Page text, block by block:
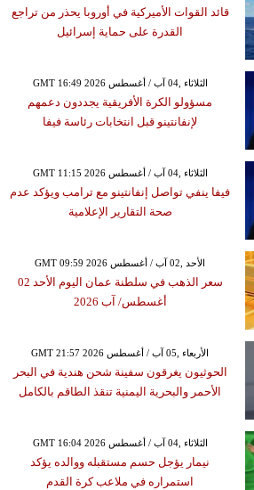
قائد القوات الأميركية في أوروبا يحذر من تراجع
القدرة على حماية إسرائيل
GMT 16:49 2026 الثلاثاء ,04 آب / أغسطس
مسؤولو الكرة الأفريقية يجددون دعمهم
لإنفانتينو قبل انتخابات رئاسة فيفا
GMT 11:15 2026 الثلاثاء ,04 آب / أغسطس
فيفا ينفي تواصل إنفانتينو مع ترامب ويؤكد عدم
صحة التقارير الإعلامية
GMT 09:59 2026 الأحد ,02 آب / أغسطس
سعر الذهب في سلطنة عمان اليوم الأحد 02
أغسطس/ آب 2026
GMT 21:57 2026 الأربعاء ,05 آب / أغسطس
الحوثيون يغرقون سفينة شحن هندية في البحر
الأحمر والبحرية اليمنية تنقذ الطاقم بالكامل
GMT 16:04 2026 الثلاثاء ,04 آب / أغسطس
نيمار يؤجل حسم مستقبله ووالده يؤكد
استمراره في ملاعب كرة القدم